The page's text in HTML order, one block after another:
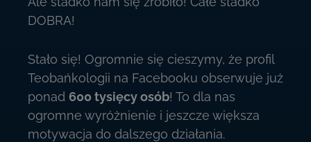
DOBRA!
Stało się! Ogromnie się cieszymy, że profil
Teobańkologii na Facebooku obserwuje już
ponad 600 tysięcy osób! To dla nas
ogromne wyróżnienie i jeszcze większa
motywacja do dalszego działania.